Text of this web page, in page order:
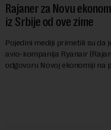
Rajaner za Novu
iz Srbije od ove zime
Pojedini mediji primetili su da
avio-kompanija Ryanair
odgovoru Novoj ekonomiji na